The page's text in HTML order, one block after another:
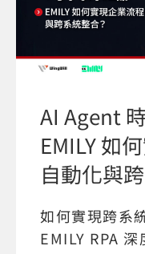
AI Agent
EMILY 如
自動化與
如何實現跨系
EMILY RPA